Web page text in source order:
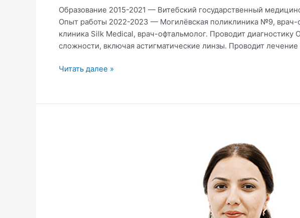
Образование 2015-2021 — Витебский государственный
Опыт работы 2022-2023 — Могилёвская поликлиника №9,
клиника Silk Medical, врач-офтальмолог. Проводит
сложности, включая астигматические линзы. Проводит
Читать далее »